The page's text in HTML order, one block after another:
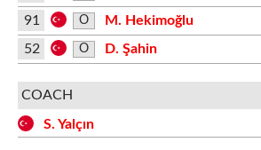
91 O M. Hekimoğlu
52 O D. Şahin
COACH
S. Yalçın